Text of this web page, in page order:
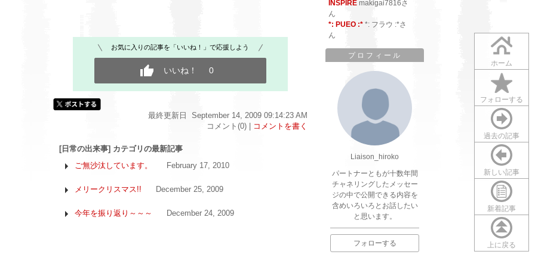
ホーム
フォローする
過去の記事
新しい記事
新着記事
上に戻る
お気に入りの記事を「いいね！」で応援しよう
いいね！ 0
最終更新日 September 14, 2009 09:14:23 AM
コメント(0) |
コメントを書く
[日常の出来事] カテゴリの最新記事
ご無沙汰しています。
February 17, 2010
メリークリスマス!! December 25, 2009
今年を振り返り～～～ December 24, 2009
INSPIRE makigai7816さ
ん
*: PUEO :* *: フラウ :*さ
ん
プロフィール
Liaison_hiroko
パートナーともが十数年間
チャネリングしたメッセー
ジの中で公開できる内容を
含めいろいろとお話したい
と思います。
フォローする